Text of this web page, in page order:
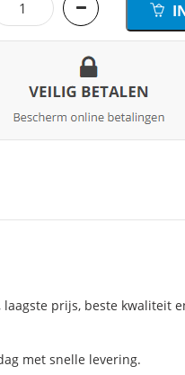
prijs, beste kwaliteit
met snelle levering.